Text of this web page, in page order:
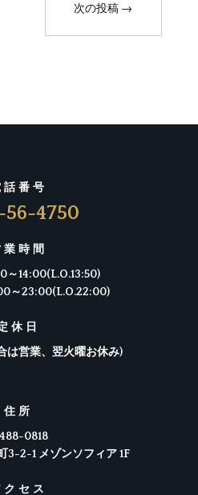
次の投稿 →
話番号
56-4750
業時間
～14:00(L.O.13:50)
～23:00(L.O.22:00)
休日
は営業、翌火曜お休み)
住所
0818
3-2-1 メゾンソフィア 1F
クセス